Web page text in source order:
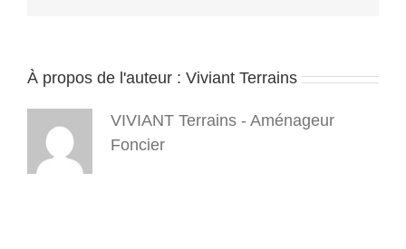
À propos de l'auteur : Viviant Terrains
VIVIANT Terrains - Aménageur
Foncier